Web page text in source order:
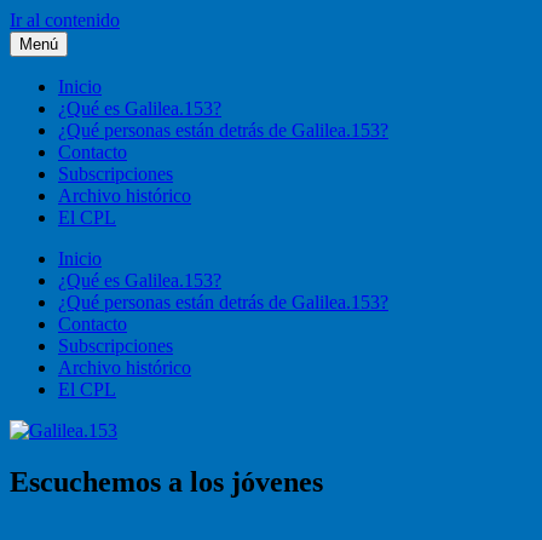
Ir al contenido
Galilea.153
Liturgia, pastoral, vida cristiana
Menú
Inicio
¿Qué es Galilea.153?
¿Qué personas están detrás de Galilea.153?
Contacto
Subscripciones
Archivo histórico
El CPL
Inicio
¿Qué es Galilea.153?
¿Qué personas están detrás de Galilea.153?
Contacto
Subscripciones
Archivo histórico
El CPL
Escuchemos a los jóvenes